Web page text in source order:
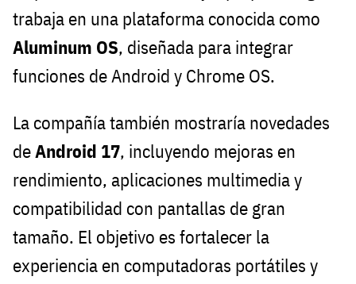
trabaja en una plataforma conocida como
Aluminum OS, diseñada para integrar
funciones de Android y Chrome OS.
La compañía también mostraría novedades
deAndroid 17, incluyendo mejoras en
rendimiento, aplicaciones multimedia y
compatibilidad con pantallas de gran
tamaño. El objetivo es fortalecer la
experiencia en computadoras portátiles y